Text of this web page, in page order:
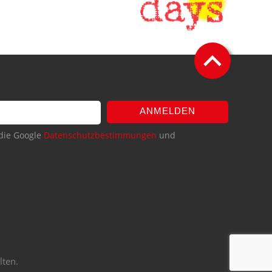
ANMELDEN
Google Datenschutzbestimmungen und